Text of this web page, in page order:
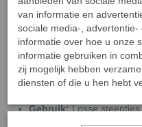
Aantallen: 25 gram
Materiaal:
Weerbestendig: UV- en
weersomstandigheden.
Achterkant:Plat,
Gebruik:Losse
van informatie en
sociale media-,
informatie over hoe u onze
informatie gebruiken in
zij mogelijk hebben
diensten of die u hen hebt